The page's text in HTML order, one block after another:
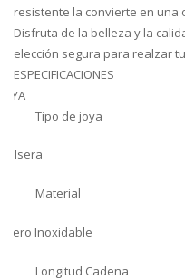
resistente la convierte en una
Disfruta de la belleza y la
elección segura para realzar
ESPECIFICACIONES
JOYA
Tipo de joya
Pulsera
Material
Acero Inoxidable
Longitud Cadena